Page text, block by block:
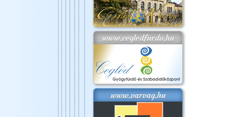
www.cegledfurdo.hu
www.varvag.hu